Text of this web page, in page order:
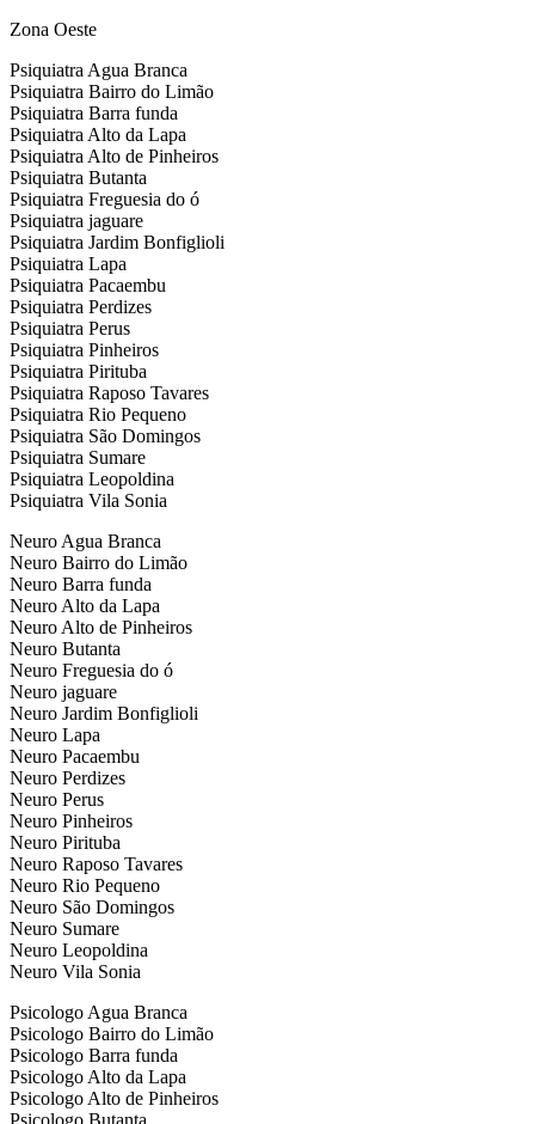
Zona Oeste
Psiquiatra Agua Branca
Psiquiatra Bairro do Limão
Psiquiatra Barra funda
Psiquiatra Alto da Lapa
Psiquiatra Alto de Pinheiros
Psiquiatra Butanta
Psiquiatra Freguesia do ó
Psiquiatra jaguare
Psiquiatra Jardim Bonfiglioli
Psiquiatra Lapa
Psiquiatra Pacaembu
Psiquiatra Perdizes
Psiquiatra Perus
Psiquiatra Pinheiros
Psiquiatra Pirituba
Psiquiatra Raposo Tavares
Psiquiatra Rio Pequeno
Psiquiatra São Domingos
Psiquiatra Sumare
Psiquiatra Leopoldina
Psiquiatra Vila Sonia
Neuro Agua Branca
Neuro Bairro do Limão
Neuro Barra funda
Neuro Alto da Lapa
Neuro Alto de Pinheiros
Neuro Butanta
Neuro Freguesia do ó
Neuro jaguare
Neuro Jardim Bonfiglioli
Neuro Lapa
Neuro Pacaembu
Neuro Perdizes
Neuro Perus
Neuro Pinheiros
Neuro Pirituba
Neuro Raposo Tavares
Neuro Rio Pequeno
Neuro São Domingos
Neuro Sumare
Neuro Leopoldina
Neuro Vila Sonia
Psicologo Agua Branca
Psicologo Bairro do Limão
Psicologo Barra funda
Psicologo Alto da Lapa
Psicologo Alto de Pinheiros
Psicologo Butanta